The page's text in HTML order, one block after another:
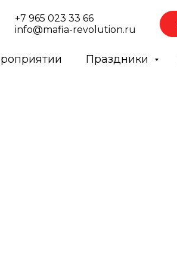
+7 965 023 33 66
info@mafia-revolution.ru
Праздники